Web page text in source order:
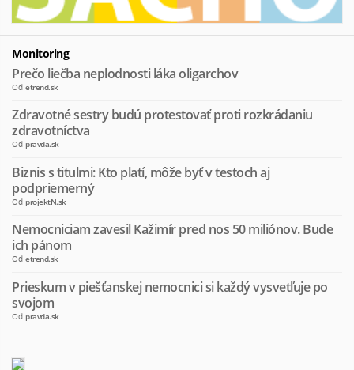
Monitoring
Prečo liečba neplodnosti láka oligarchov
Od etrend.sk
Zdravotné sestry budú protestovať proti rozkrádaniu
zdravotníctva
Od pravda.sk
Biznis s titulmi: Kto platí, môže byť v testoch aj
podpriemerný
Od projektN.sk
Nemocniciam zavesil Kažimír pred nos 50 miliónov. Bude
ich pánom
Od etrend.sk
Prieskum v piešťanskej nemocnici si každý vysvetľuje po
svojom
Od pravda.sk